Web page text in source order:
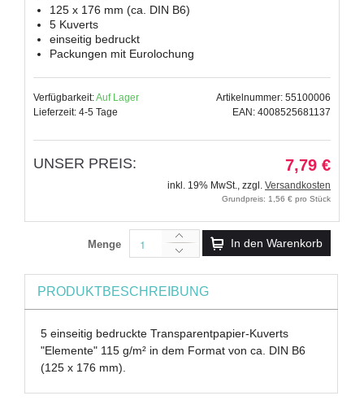
125 x 176 mm (ca. DIN B6)
5 Kuverts
einseitig bedruckt
Packungen mit Eurolochung
Verfügbarkeit:Auf Lager
Lieferzeit: 4-5 Tage
Artikelnummer: 55100006
EAN: 4008525681137
UNSER PREIS: 7,79 €
inkl. 19% MwSt., zzgl. Versandkosten
Grundpreis: 1,56 € pro Stück
Menge In den Warenkorb
PRODUKTBESCHREIBUNG
5 einseitig bedruckte Transparentpapier-Kuverts
"Elemente" 115 g/m² in dem Format von ca. DIN B6
(125 x 176 mm).